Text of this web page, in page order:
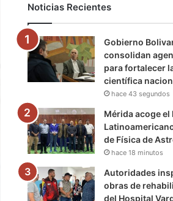
o
k
r
e
r
a
m
Noticias Recientes
Gobierno
consolidan
para fortalecer
científica
hace 43 segundos
Mérida acoge el
de Física de
hace 18 minutos
Autoridades
obras de
del Hospital